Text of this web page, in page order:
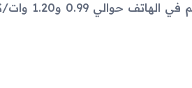
90 يورو. تتراوح